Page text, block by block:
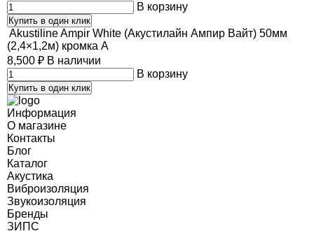
В корзину
Купить в один клик
Akustiline Ampir White (Акустилайн Ампир Вайт) 50мм
(2,4×1,2м) кромка А
8,500 ₽ В наличии
В корзину
Купить в один клик
Информация
О магазине
Контакты
Блог
Каталог
Акустика
Виброизоляция
Звукоизоляция
Бренды
ЗИПС